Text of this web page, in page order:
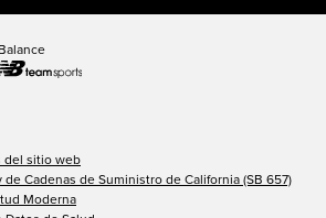
del sitio web
de Cadenas de Suministro de California (SB 657)
Moderna